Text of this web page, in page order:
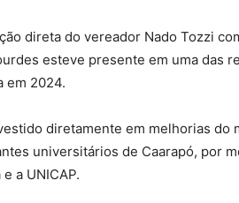
direta do vereador Nado Tozzi
esteve presente em uma das
em 2024.
diretamente em melhorias do
universitários de Caarapó, por
a UNICAP.